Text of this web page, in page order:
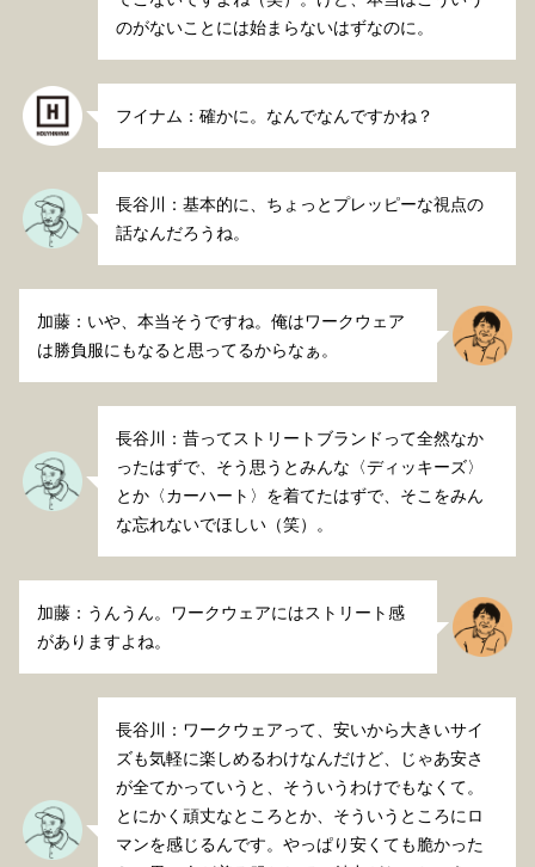
のがないことには始まらないはずなのに。
フイナム：確かに。なんでなんですかね？
長谷川：基本的に、ちょっとプレッピーな視点の
話なんだろうね。
加藤：いや、本当そうですね。俺はワークウェア
は勝負服にもなると思ってるからなぁ。
長谷川：昔ってストリートブランドって全然なか
ったはずで、そう思うとみんな〈ディッキーズ〉
とか〈カーハート〉を着てたはずで、そこをみん
な忘れないでほしい（笑）。
加藤：うんうん。ワークウェアにはストリート感
がありますよね。
長谷川：ワークウェアって、安いから大きいサイ
ズも気軽に楽しめるわけなんだけど、じゃあ安さ
が全てかっていうと、そういうわけでもなくて。
とにかく頑丈なところとか、そういうところにロ
マンを感じるんです。やっぱり安くても脆かった